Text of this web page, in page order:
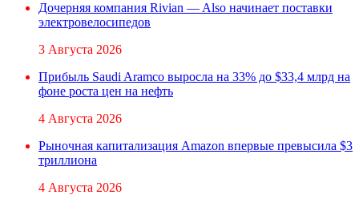
Дочерняя компания Rivian — Also начинает поставки
электровелосипедов
3 Августа 2026
Прибыль Saudi Aramco выросла на 33% до $33,4 млрд на
фоне роста цен на нефть
4 Августа 2026
Рыночная капитализация Amazon впервые превысила $3
триллиона
4 Августа 2026